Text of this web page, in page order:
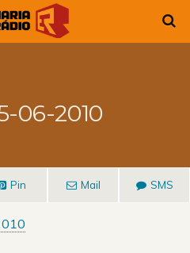
06-2010
Pin Mail SMS